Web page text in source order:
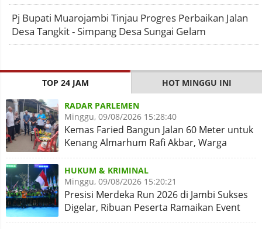
Pj Bupati Muarojambi Tinjau Progres Perbaikan Jalan
Desa Tangkit - Simpang Desa Sungai Gelam
TOP 24 JAM HOT MINGGU INI
RADAR PARLEMEN
Minggu, 09/08/2026 15:28:40
Kemas Faried Bangun Jalan 60 Meter untuk
Kenang Almarhum Rafi Akbar, Warga
Simpang Rimbo Syukuran
HUKUM & KRIMINAL
Minggu, 09/08/2026 15:20:21
Presisi Merdeka Run 2026 di Jambi Sukses
Digelar, Ribuan Peserta Ramaikan Event
Nasional